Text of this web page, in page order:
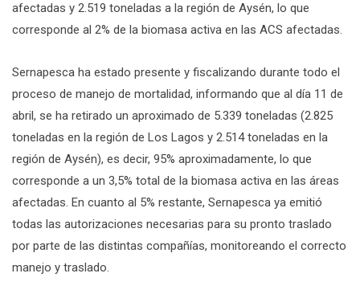
afectadas y 2.519 toneladas a la región de Aysén, lo que
corresponde al 2% de la biomasa activa en las ACS afectadas.
Sernapesca ha estado presente y fiscalizando durante todo el
proceso de manejo de mortalidad, informando que al día 11 de
abril, se ha retirado un aproximado de 5.339 toneladas (2.825
toneladas en la región de Los Lagos y 2.514 toneladas en la
región de Aysén), es decir, 95% aproximadamente, lo que
corresponde a un 3,5% total de la biomasa activa en las áreas
afectadas. En cuanto al 5% restante, Sernapesca ya emitió
todas las autorizaciones necesarias para su pronto traslado
por parte de las distintas compañías, monitoreando el correcto
manejo y traslado.